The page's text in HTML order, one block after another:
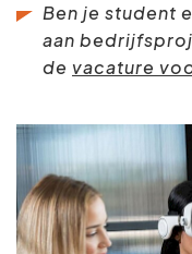
Ben je student
aan
de vacature